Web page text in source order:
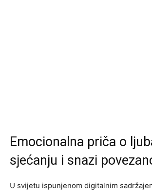
Emocionalna priča o
sjećanju i snazi
U svijetu ispunjenom digitalnim